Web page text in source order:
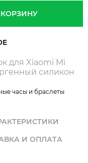
КОРЗИНУ
для Xiaomi Mi
силикон
часы и браслеты
И ОПЛАТА